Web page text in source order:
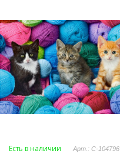
Есть в наличии Арт.: C-104796